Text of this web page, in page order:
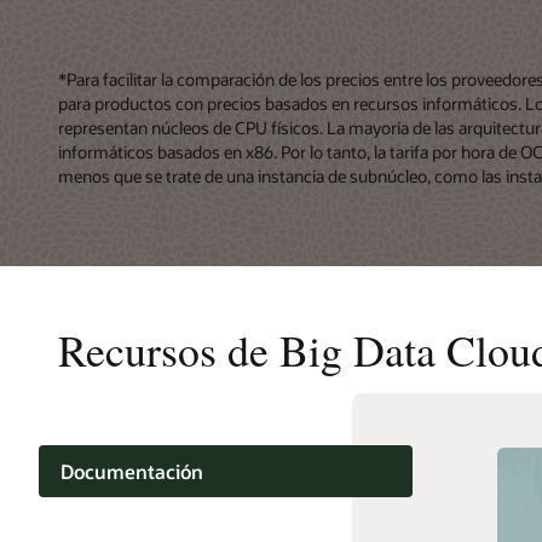
*Para facilitar la comparación de los precios entre los
para productos con precios basados en recursos informáticos.
representan núcleos de CPU físicos. La mayoría de las
informáticos basados en x86. Por lo tanto, la tarifa por hora de
menos que se trate de una instancia de subnúcleo, como las
Recursos de Big Data
Documentación